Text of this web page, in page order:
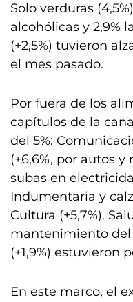
Solo verduras
alcohólicas y 2,9%
(+2,5%) tuvieron
el mes pasado.
Por fuera de los
capítulos de la
del 5%:
(+6,6%, por autos y
subas en
Indumentaria y
Cultura (+5,7%).
mantenimiento del
(+1,9%) estuvieron
En este marco, el